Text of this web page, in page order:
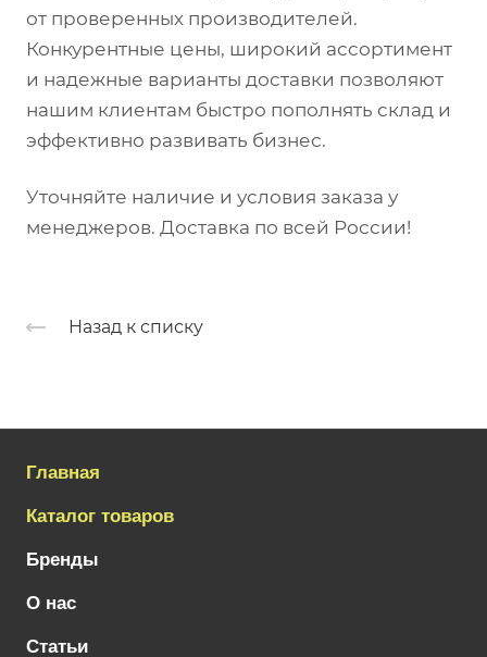
от проверенных производителей.
Конкурентные цены, широкий ассортимент
и надежные варианты доставки позволяют
нашим клиентам быстро пополнять склад и
эффективно развивать бизнес.
Уточняйте наличие и условия заказа у
менеджеров. Доставка по всей России!
Назад к списку
Главная
Каталог товаров
Бренды
О нас
Статьи